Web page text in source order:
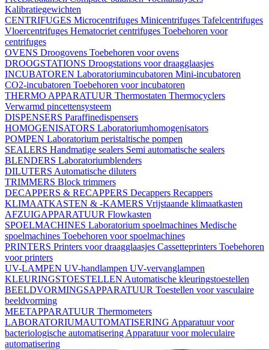
Kalibratiegewichten
CENTRIFUGES Microcentrifuges Minicentrifuges Tafelcentrifuges
Vloercentrifuges Hematocriet centrifuges Toebehoren voor
centrifuges
OVENS Droogovens Toebehoren voor ovens
DROOGSTATIONS Droogstations voor draagglaasjes
INCUBATOREN Laboratoriumincubatoren Mini-incubatoren
CO2-incubatoren Toebehoren voor incubatoren
THERMO APPARATUUR Thermostaten Thermocyclers
Verwarmd pincettensysteem
DISPENSERS Paraffinedispensers
HOMOGENISATORS Laboratoriumhomogenisators
POMPEN Laboratorium peristaltische pompen
SEALERS Handmatige sealers Semi automatische sealers
BLENDERS Laboratoriumblenders
DILUTERS Automatische diluters
TRIMMERS Block trimmers
DECAPPERS & RECAPPERS Decappers Recappers
KLIMAATKASTEN & -KAMERS Vrijstaande klimaatkasten
AFZUIGAPPARATUUR Flowkasten
SPOELMACHINES Laboratorium spoelmachines Medische
spoelmachines Toebehoren voor spoelmachines
PRINTERS Printers voor draagglaasjes Cassetteprinters Toebehoren
voor printers
UV-LAMPEN UV-handlampen UV-vervanglampen
KLEURINGSTOESTELLEN Automatische kleuringstoestellen
BEELDVORMINGSAPPARATUUR Toestellen voor vasculaire
beeldvorming
MEETAPPARATUUR Thermometers
LABORATORIUMAUTOMATISERING Apparatuur voor
bacteriologische automatisering Apparatuur voor moleculaire
automatisering